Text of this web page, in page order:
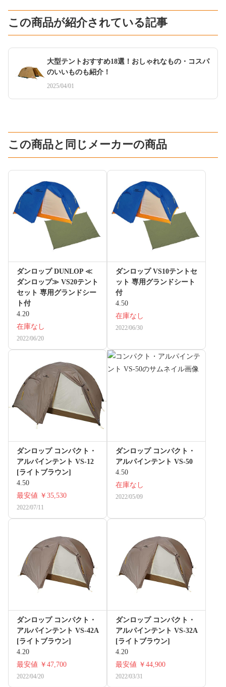
この商品が紹介されている記事
大型テントおすすめ18選！おしゃれなもの・コスパ
のいいものも紹介！
2025/04/01
この商品と同じメーカーの商品
ダンロップ DUNLOP ≪
ダンロップ≫ VS20テント
セット 専用グランドシー
ト付
4.20
在庫なし
2022/06/20
ダンロップ VS10テントセ
ット 専用グランドシート
付
4.50
在庫なし
2022/06/30
ダンロップ コンパクト・
アルパインテント VS-12
[ライトブラウン]
4.50
最安値 ￥35,530
2022/07/11
ダンロップ コンパクト・
アルパインテント VS-50
4.50
在庫なし
2022/05/09
ダンロップ コンパクト・
アルパインテント VS-42A
[ライトブラウン]
4.20
最安値 ￥47,700
2022/04/20
ダンロップ コンパクト・
アルパインテント VS-32A
[ライトブラウン]
4.20
最安値 ￥44,900
2022/03/31